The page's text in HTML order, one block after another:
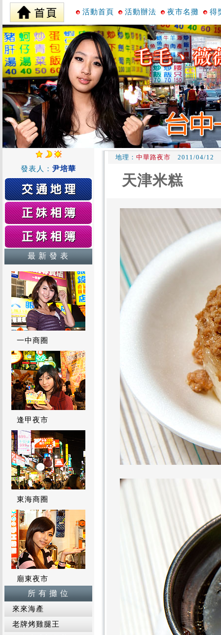
活動首頁 活動辦法 夜市名攤 得
發表人： 尹培華
最 新 發 表
一中商圈
逢甲夜市
東海商圈
廟東夜市
所 有 攤 位
來來海產
老牌烤雞腿王
地理： 中華路夜市 2011/04/12
天津米糕